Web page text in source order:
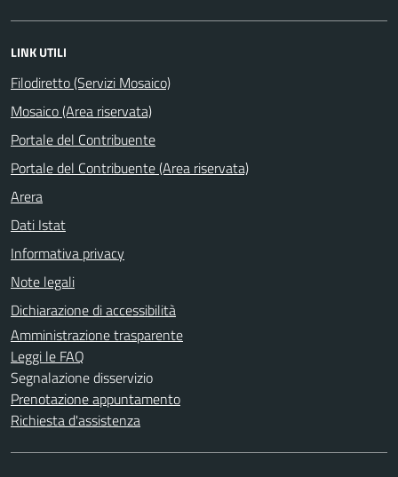
LINK UTILI
Filodiretto (Servizi Mosaico)
Mosaico (Area riservata)
Portale del Contribuente
Portale del Contribuente (Area riservata)
Arera
Dati Istat
Informativa privacy
Note legali
Dichiarazione di accessibilità
Amministrazione trasparente
Leggi le FAQ
Segnalazione disservizio
Prenotazione appuntamento
Richiesta d'assistenza